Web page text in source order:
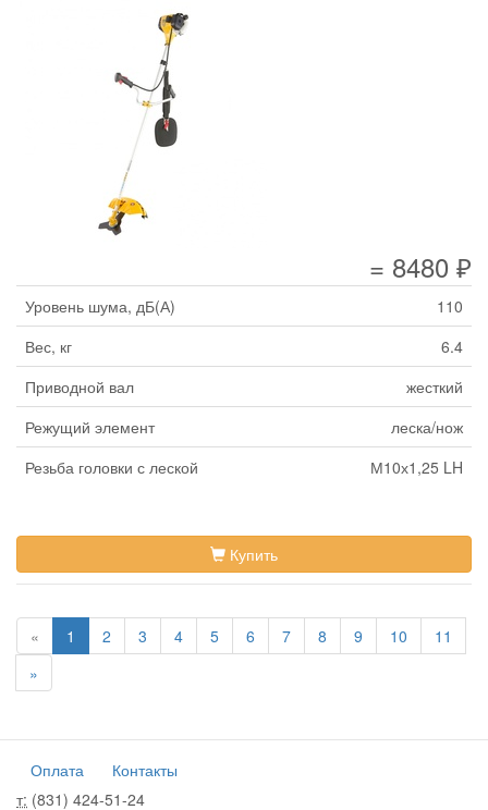
= 8480 ₽
Уровень шума, дБ(А)
110
Вес, кг
6.4
Приводной вал
жесткий
Режущий элемент
леска/нож
Резьба головки с леской
М10х1,25 LH
Купить
« 1 2 3 4 5 6 7 8 9 10
11
»
Оплата
Контакты
т: (831) 424-51-24